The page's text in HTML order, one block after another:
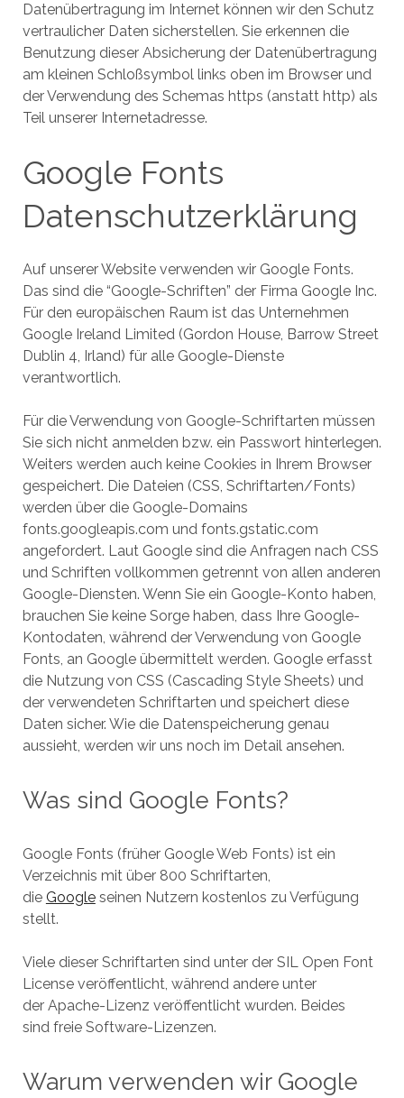
Datenübertragung im Internet können wir den Schutz
vertraulicher Daten sicherstellen. Sie erkennen die
Benutzung dieser Absicherung der Datenübertragung
am kleinen Schloßsymbol links oben im Browser und
der Verwendung des Schemas https (anstatt http) als
Teil unserer Internetadresse.
Google Fonts
Datenschutzerklärung
Auf unserer Website verwenden wir Google Fonts.
Das sind die “Google-Schriften” der Firma Google Inc.
Für den europäischen Raum ist das Unternehmen
Google Ireland Limited (Gordon House, Barrow Street
Dublin 4, Irland) für alle Google-Dienste
verantwortlich.
Für die Verwendung von Google-Schriftarten müssen
Sie sich nicht anmelden bzw. ein Passwort hinterlegen.
Weiters werden auch keine Cookies in Ihrem Browser
gespeichert. Die Dateien (CSS, Schriftarten/Fonts)
werden über die Google-Domains
fonts.googleapis.com und fonts.gstatic.com
angefordert. Laut Google sind die Anfragen nach CSS
und Schriften vollkommen getrennt von allen anderen
Google-Diensten. Wenn Sie ein Google-Konto haben,
brauchen Sie keine Sorge haben, dass Ihre Google-
Kontodaten, während der Verwendung von Google
Fonts, an Google übermittelt werden. Google erfasst
die Nutzung von CSS (Cascading Style Sheets) und
der verwendeten Schriftarten und speichert diese
Daten sicher. Wie die Datenspeicherung genau
aussieht, werden wir uns noch im Detail ansehen.
Was sind Google Fonts?
Google Fonts (früher Google Web Fonts) ist ein
Verzeichnis mit über 800 Schriftarten,
die Googleseinen Nutzern kostenlos zu Verfügung
stellt.
Viele dieser Schriftarten sind unter der SIL Open Font
License veröffentlicht, während andere unter
der Apache-Lizenz veröffentlicht wurden. Beides
sind freie Software-Lizenzen.
Warum verwenden wir Google